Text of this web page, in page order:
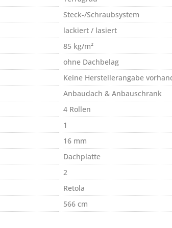
Steck-/Schraubsystem
lackiert / lasiert
85 kg/m²
ohne Dachbelag
Keine Herstellerangabe
Anbaudach & Anbauschrank
4 Rollen
1
16 mm
Dachplatte
2
Retola
566 cm